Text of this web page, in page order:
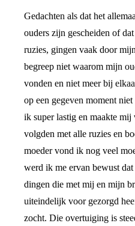
Gedachten als dat het
ouders zijn gescheiden of
ruzies, gingen vaak door
begreep niet waarom mijn
vonden en niet meer bij
op een gegeven moment
ik super lastig en maakte
volgden met alle ruzies en
moeder vond ik nog veel
werd ik me ervan bewust
dingen die met mij en mijn
uiteindelijk voor gezorgd
zocht. Die overtuiging is